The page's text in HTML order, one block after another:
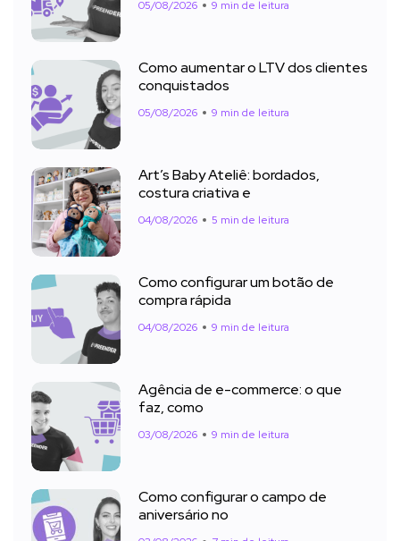
05/08/2026 9 min de leitura
Como aumentar o LTV dos clientes
conquistados
05/08/2026 9 min de leitura
Art’s Baby Ateliê: bordados,
costura criativa e
04/08/2026 5 min de leitura
Como configurar um botão de
compra rápida
04/08/2026 9 min de leitura
Agência de e-commerce: o que
faz, como
03/08/2026 9 min de leitura
Como configurar o campo de
aniversário no